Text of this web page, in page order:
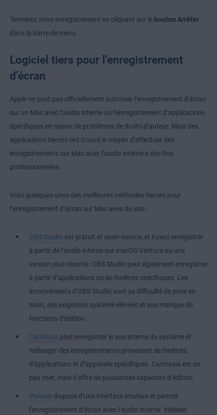
Terminez votre enregistrement en cliquant sur le bouton Arrêter
dans la barre de menu.
Logiciel tiers pour l’enregistrement
d’écran
Apple ne peut pas officiellement autoriser l’enregistrement d’écran
sur un Mac avec l’audio interne ou l’enregistrement d’applications
spécifiques en raison de problèmes de droits d’auteur. Mais des
applications tierces ont trouvé le moyen d’effectuer des
enregistrements sur Mac avec l’audio interne à des fins
professionnelles.
Voici quelques-unes des meilleures méthodes tierces pour
l’enregistrement d’écran sur Mac avec du son :
OBS Studio est gratuit et open-source, et il peut enregistrer
à partir de l’audio interne sur macOS Ventura ou une
version plus récente. OBS Studio peut également enregistrer
à partir d’applications ou de fenêtres spécifiques. Les
inconvénients d’OBS Studio sont sa difficulté de prise en
main, ses exigences système élevées et son manque de
fonctions d’édition.
Camtasia peut enregistrer le son interne du système et
mélanger des enregistrements provenant de fenêtres,
d’applications et d’appareils spécifiques. Camtasia est un
peu cher, mais il offre de puissantes capacités d’édition.
VMaker dispose d’une interface intuitive et permet
l’enregistrement d’écran avec l’audio interne. VMaker